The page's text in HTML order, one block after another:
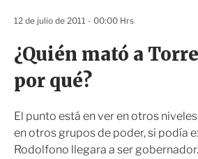
¿Quién mató a
por qué?
El punto está en ver en otros
en otros grupos de poder, si podía
Rodolfono llegara a ser
12 de julio de 2011 - 00:00 Hrs